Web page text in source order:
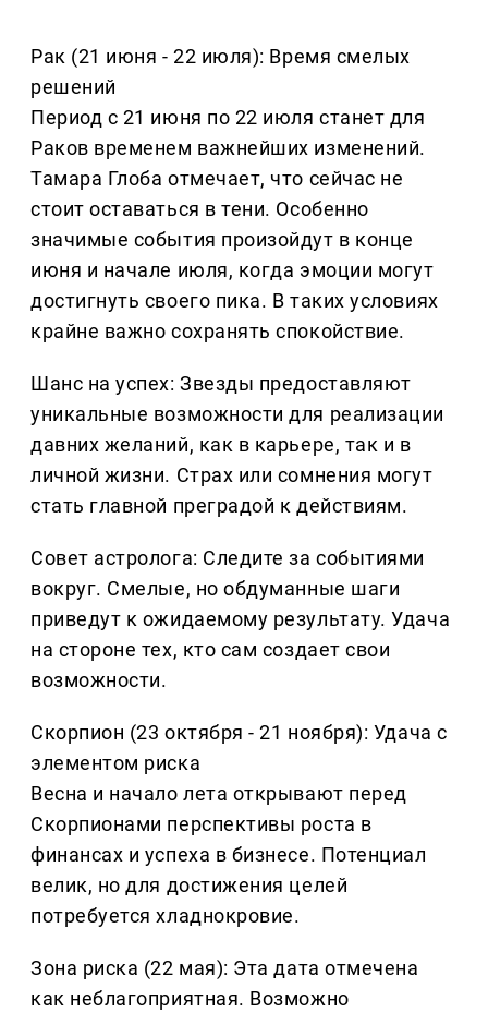
Рак (21 июня - 22 июля): Время смелых
решений
Период с 21 июня по 22 июля станет для
Раков временем важнейших изменений.
Тамара Глоба отмечает, что сейчас не
стоит оставаться в тени. Особенно
значимые события произойдут в конце
июня и начале июля, когда эмоции могут
достигнуть своего пика. В таких условиях
крайне важно сохранять спокойствие.
Шанс на успех: Звезды предоставляют
уникальные возможности для реализации
давних желаний, как в карьере, так и в
личной жизни. Страх или сомнения могут
стать главной преградой к действиям.
Совет астролога: Следите за событиями
вокруг. Смелые, но обдуманные шаги
приведут к ожидаемому результату. Удача
на стороне тех, кто сам создает свои
возможности.
Скорпион (23 октября - 21 ноября): Удача с
элементом риска
Весна и начало лета открывают перед
Скорпионами перспективы роста в
финансах и успеха в бизнесе. Потенциал
велик, но для достижения целей
потребуется хладнокровие.
Зона риска (22 мая): Эта дата отмечена
как неблагоприятная. Возможно